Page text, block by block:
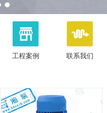
工程案例 联系我们